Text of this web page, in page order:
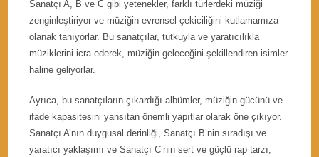
Sanatçı A, B ve C gibi yetenekler, farklı türlerdeki müziği
zenginleştiriyor ve müziğin evrensel çekiciliğini kutlamamıza
olanak tanıyorlar. Bu sanatçılar, tutkuyla ve yaratıcılıkla
müziklerini icra ederek, müziğin geleceğini şekillendiren isimler
haline geliyorlar.
Ayrıca, bu sanatçıların çıkardığı albümler, müziğin gücünü ve
ifade kapasitesini yansıtan önemli yapıtlar olarak öne çıkıyor.
Sanatçı A’nın duygusal derinliği, Sanatçı B’nin sıradışı ve
yaratıcı yaklaşımı ve Sanatçı C’nin sert ve güçlü rap tarzı,